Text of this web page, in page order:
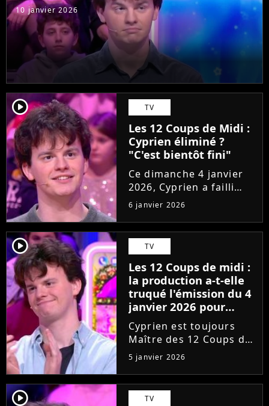
10 janvier 2026
player2 TV
Les 12 Coups de Midi :
Cyprien éliminé ?
"C'est bientôt fini"
Ce dimanche 4 janvier
2026, Cyprien a failli
être éliminé des 12
Coups de Midi. Et
comme vient de la
confier le candidat, ne
souhaitant pas
abandonner l'émission
de Jean-Luc
Reichmann,...
6 janvier 2026
player2 TV
Les 12 Coups de midi :
la production a-t-elle
truqué l'émission du 4
janvier 2026 pour
sauver Cyprien ?
Cyprien est toujours
Maître des 12 Coups de
Midi, mais le candidat a
failli être éliminé lors
de l'émission du
dimanche 4 janvier
5 janvier 2026
player2 TV